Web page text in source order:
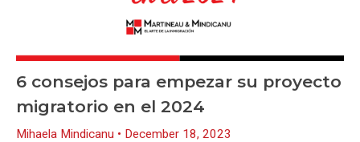
6 consejos para empezar su proyecto
migratorio en el 2024
Mihaela Mindicanu December 18, 2023